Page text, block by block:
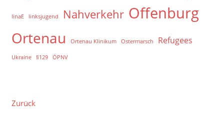
linaE linksjugend Nahverkehr Offenburg
Ortenau Ortenau Klinikum Ostermarsch Refugees
Ukraine §129 ÖPNV
Zurück